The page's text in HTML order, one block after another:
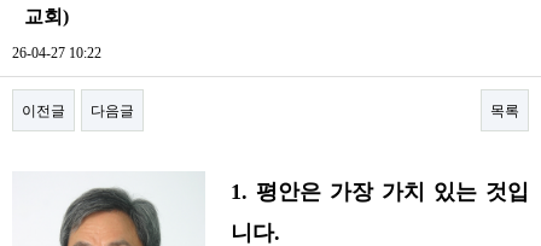
교회)
26-04-27 10:22
이전글 다음글 목록
1. 평안은 가장 가치 있는 것입
니다.